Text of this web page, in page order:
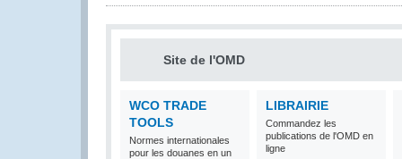
Site de l'OMD
WCO TRADE
TOOLS
Normes internationales
pour les douanes en un
LIBRAIRIE
Commandez les
publications de l'OMD en
ligne